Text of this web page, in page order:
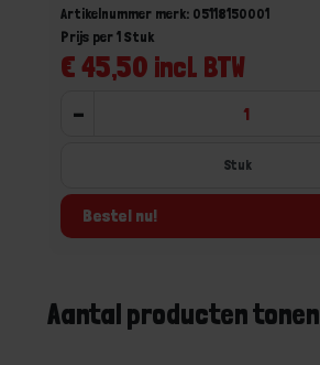
Artikelnummer merk: 05118150001
€ 45,50 incl. BTW
Prijs per 1 Stuk
-
Bestel nu!
Aantal producten tonen